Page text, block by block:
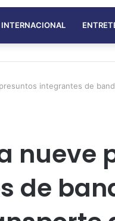
INTERNACIONAL
integrantes de
nueve
de